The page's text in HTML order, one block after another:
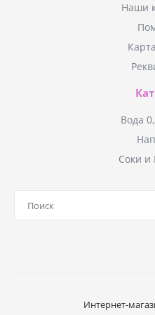
Наши
Вода
Соки и
Интернет-